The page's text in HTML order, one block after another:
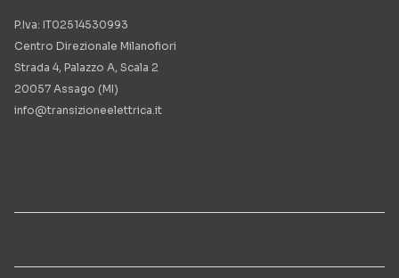
P.Iva: IT02514530993
Centro Direzionale Milanofiori
Strada 4, Palazzo A, Scala 2
20057 Assago (MI)
info@transizioneelettrica.it